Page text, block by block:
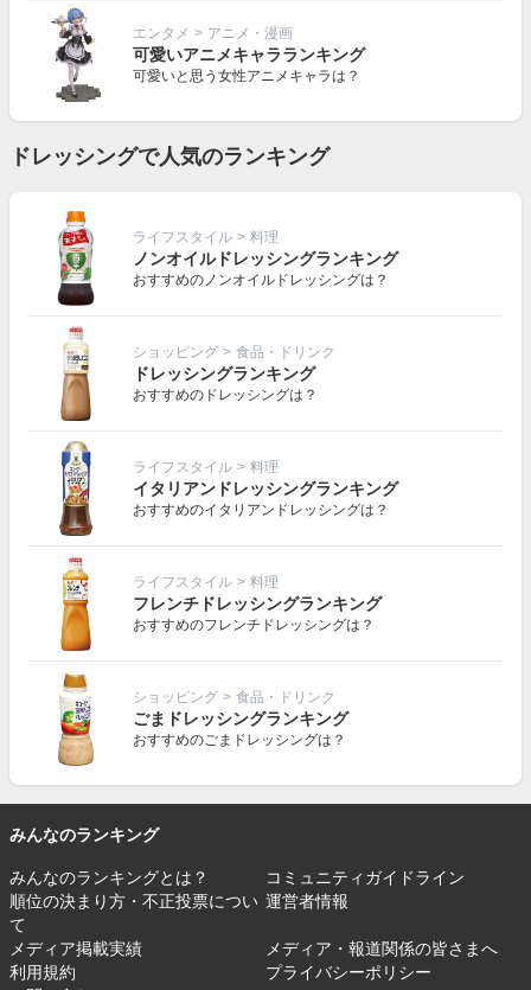
エンタメ > アニメ・漫画
可愛いアニメキャラランキング
可愛いと思う女性アニメキャラは？
ドレッシングで人気のランキング
ライフスタイル > 料理
ノンオイルドレッシングランキング
おすすめのノンオイルドレッシングは？
ショッピング > 食品・ドリンク
ドレッシングランキング
おすすめのドレッシングは？
ライフスタイル > 料理
イタリアンドレッシングランキング
おすすめのイタリアンドレッシングは？
ライフスタイル > 料理
フレンチドレッシングランキング
おすすめのフレンチドレッシングは？
ショッピング > 食品・ドリンク
ごまドレッシングランキング
おすすめのごまドレッシングは？
みんなのランキング
みんなのランキングとは？
コミュニティガイドライン
順位の決まり方・不正投票につい
て
運営者情報
メディア掲載実績
メディア・報道関係の皆さまへ
利用規約
プライバシーポリシー